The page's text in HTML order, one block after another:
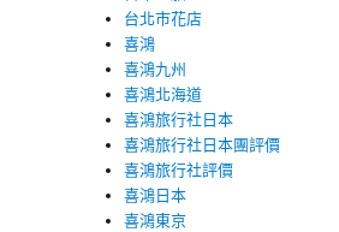
台北市花店
喜鴻
喜鴻九州
喜鴻北海道
喜鴻旅行社日本
喜鴻旅行社日本團評價
喜鴻旅行社評價
喜鴻日本
喜鴻東京